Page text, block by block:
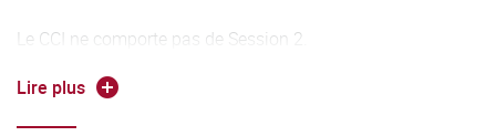
Le CCI ne comporte pas de Session 2.
Deux TD constituent principalement l'UE1. La moyenne de
l'UE1 est calculée à partir de la moyenne de chaque TD.
Lire plus